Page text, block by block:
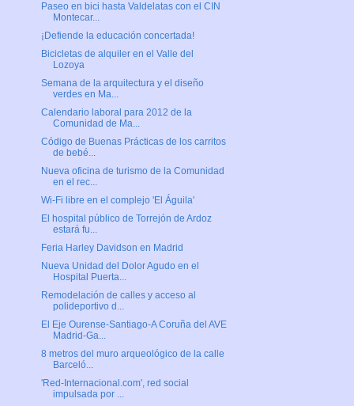
Paseo en bici hasta Valdelatas con el CIN
Montecar...
¡Defiende la educación concertada!
Bicicletas de alquiler en el Valle del
Lozoya
Semana de la arquitectura y el diseño
verdes en Ma...
Calendario laboral para 2012 de la
Comunidad de Ma...
Código de Buenas Prácticas de los carritos
de bebé...
Nueva oficina de turismo de la Comunidad
en el rec...
Wi-Fi libre en el complejo 'El Águila'
El hospital público de Torrejón de Ardoz
estará fu...
Feria Harley Davidson en Madrid
Nueva Unidad del Dolor Agudo en el
Hospital Puerta...
Remodelación de calles y acceso al
polideportivo d...
El Eje Ourense-Santiago-A Coruña del AVE
Madrid-Ga...
8 metros del muro arqueológico de la calle
Barceló...
'Red-Internacional.com', red social
impulsada por ...